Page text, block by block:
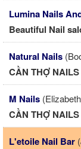
Lumina Nails
Beautiful Nail
Natural Nails
CẦN THỢ
M Nails
CẦN THỢ
L'etoile Nail Bar